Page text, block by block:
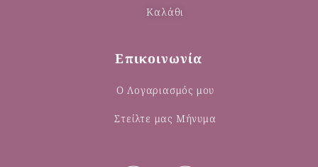
Καλάθι
Επικοινωνία
Ο Λογαριασμός μου
Στείλτε μας Μήνυμα